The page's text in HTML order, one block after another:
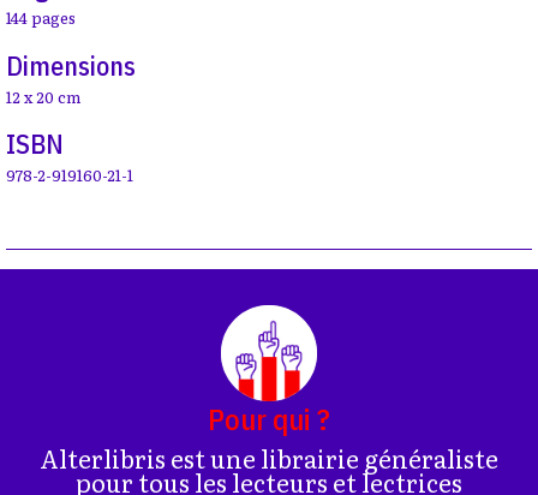
144 pages
Dimensions
12 x 20 cm
ISBN
978-2-919160-21-1
Pour qui ?
Alterlibris est une librairie généraliste
pour tous les lecteurs et lectrices